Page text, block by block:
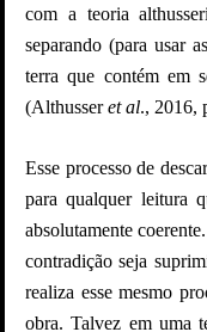
com a teoria
separando (para usar
terra que contém em
(Althusseret al., 2016,
Esse processo de
para qualquer leitura
absolutamente
contradição seja
realiza esse mesmo
obra. Talvez em uma